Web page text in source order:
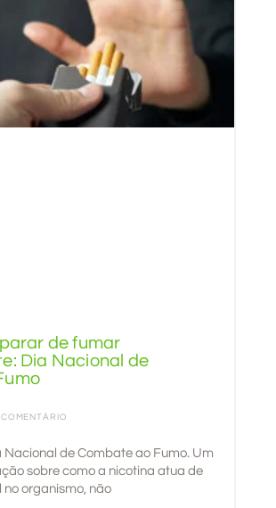
de fumar
Dia Nacional de
Nacional de Combate ao Fumo. Um
sobre como a nicotina atua de
organismo, não